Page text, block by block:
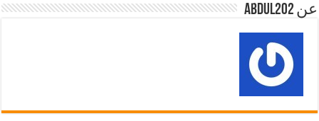
عن abdul202